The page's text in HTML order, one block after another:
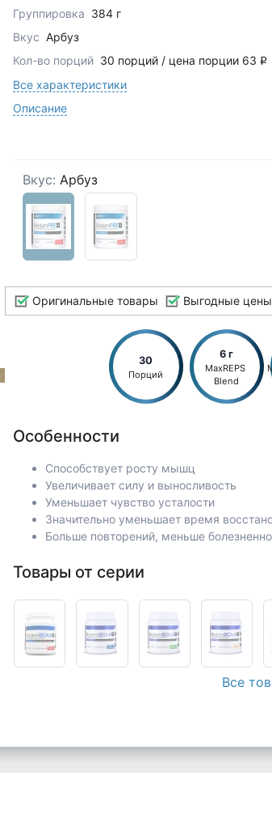
Группировка 384 г
Вкус Арбуз
Кол-во порций 30 порций / цена порции 63 q
Все характеристики
Описание
Вкус: Арбуз
Оригинальные товары Выгодные цены
30
Порций
6 г
MaxREPS
Blend
Особенности
Способствует росту мышц
Увеличивает силу и выносливость
Уменьшает чувство усталости
Значительно уменьшает время
Больше повторений, меньше
Товары от серии
Все